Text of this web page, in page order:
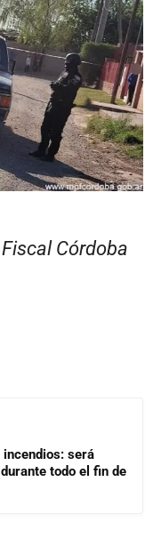
Córdoba
será
todo el fin de